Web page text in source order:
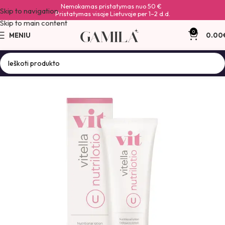
Skip to navigation
Skip to main content
Nemokamas pristatymas nuo 50 €
Pristatymas visoje Lietuvoje per 1–2 d.d.
MENIU 0 0.00